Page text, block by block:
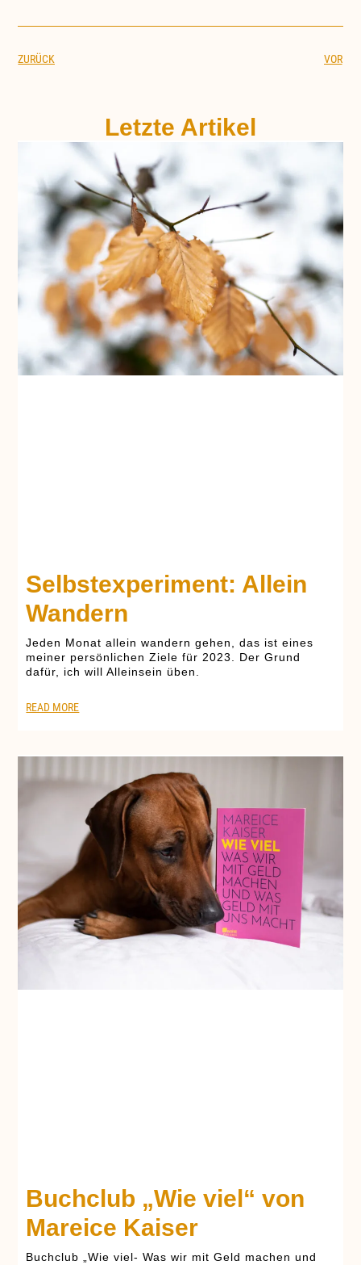
ZURÜCK VOR
Letzte Artikel
Selbstexperiment: Allein
Wandern
Jeden Monat allein wandern gehen, das ist eines
meiner persönlichen Ziele für 2023. Der Grund
dafür, ich will Alleinsein üben.
READ MORE
Buchclub „Wie viel“ von
Mareice Kaiser
Buchclub „Wie viel- Was wir mit Geld machen und